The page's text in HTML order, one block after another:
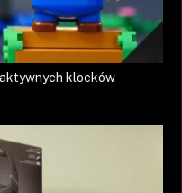
klocków